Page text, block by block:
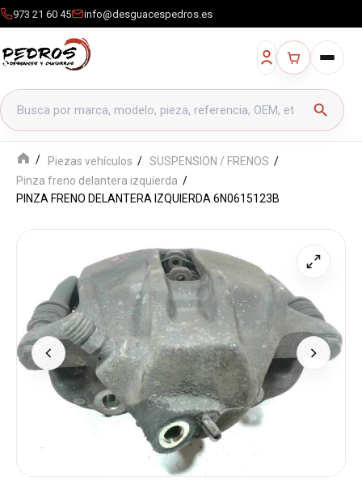
973 21 60 45 info@desguacespedros.es
Buscar productos
search
Piezas vehículos
SUSPENSION / FRENOS
Pinza freno delantera izquierda
PINZA FRENO DELANTERA IZQUIERDA 6N0615123B